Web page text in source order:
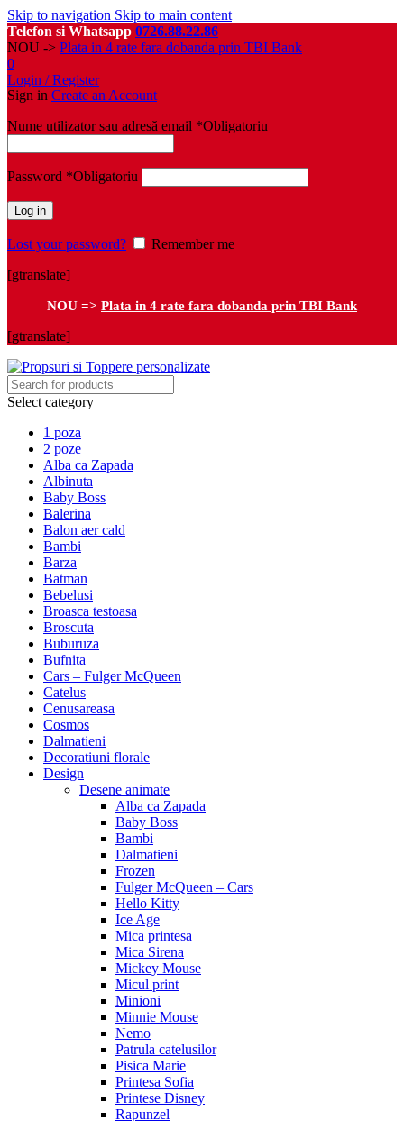
Skip to navigation Skip to main content
Telefon si Whatsapp 0726.88.22.86
NOU -> Plata in 4 rate fara dobanda prin TBI Bank
0
Login / Register
Sign in Create an Account
Nume utilizator sau adresă email *Obligatoriu
Password *Obligatoriu
Log in
Lost your password?
Remember me
[gtranslate]
NOU => Plata in 4 rate fara dobanda prin TBI Bank
[gtranslate]
Select category
1 poza
2 poze
Alba ca Zapada
Albinuta
Baby Boss
Balerina
Balon aer cald
Bambi
Barza
Batman
Bebelusi
Broasca testoasa
Broscuta
Buburuza
Bufnita
Cars – Fulger McQueen
Catelus
Cenusareasa
Cosmos
Dalmatieni
Decoratiuni florale
Design
Desene animate
Alba ca Zapada
Baby Boss
Bambi
Dalmatieni
Frozen
Fulger McQueen – Cars
Hello Kitty
Ice Age
Mica printesa
Mica Sirena
Mickey Mouse
Micul print
Minioni
Minnie Mouse
Nemo
Patrula catelusilor
Pisica Marie
Printesa Sofia
Printese Disney
Rapunzel